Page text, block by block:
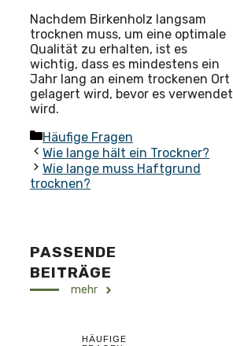
Nachdem Birkenholz langsam
trocknen muss, um eine optimale
Qualität zu erhalten, ist es
wichtig, dass es mindestens ein
Jahr lang an einem trockenen Ort
gelagert wird, bevor es verwendet
wird.
Kategorien
Häufige Fragen
Wie lange hält ein Trockner?
Wie lange muss Haftgrund
trocknen?
PASSENDE
BEITRÄGE
mehr
HÄUFIGE